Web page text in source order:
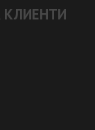
КЛИЕНТИ